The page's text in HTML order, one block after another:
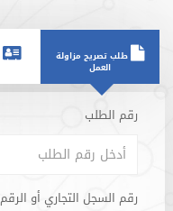
طلب تصريح مزاولة
العمل
رقم الطلب
رقم الطلب
رقم السجل التجاري أو